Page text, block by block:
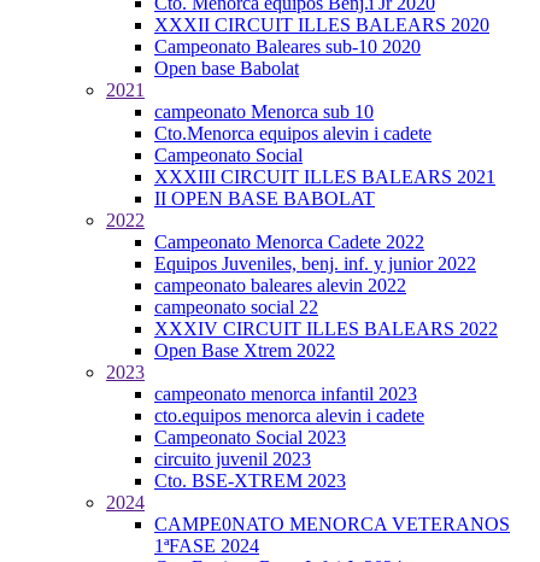
XXXII CIRCUIT ILLES BALEARS 2020
Campeonato Baleares sub-10 2020
Open base Babolat
2021
campeonato Menorca sub 10
Cto.Menorca equipos alevin i cadete
Campeonato Social
XXXIII CIRCUIT ILLES BALEARS 2021
II OPEN BASE BABOLAT
2022
Campeonato Menorca Cadete 2022
Equipos Juveniles, benj. inf. y junior 2022
campeonato baleares alevin 2022
campeonato social 22
XXXIV CIRCUIT ILLES BALEARS 2022
Open Base Xtrem 2022
2023
campeonato menorca infantil 2023
cto.equipos menorca alevin i cadete
Campeonato Social 2023
circuito juvenil 2023
Cto. BSE-XTREM 2023
2024
CAMPE0NATO MENORCA VETERANOS
1ªFASE 2024